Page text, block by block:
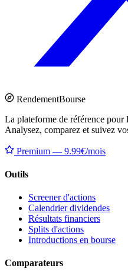
RendementBourse
La plateforme de référence pour
Analysez, comparez et suivez
Premium — 9.99€/mois
Outils
Screener d'actions
Calendrier dividendes
Résultats financiers
Splits d'actions
Introductions en bourse
Comparateurs